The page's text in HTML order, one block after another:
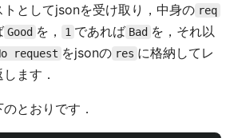
トとしてjsonを受け取り，中身の req
Good を， 1 であれば Bad を，それ以
request をjsonの res に格納してレ
ます．
とおりです．